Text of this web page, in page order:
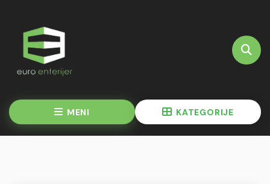
MENI KATEGORIJE